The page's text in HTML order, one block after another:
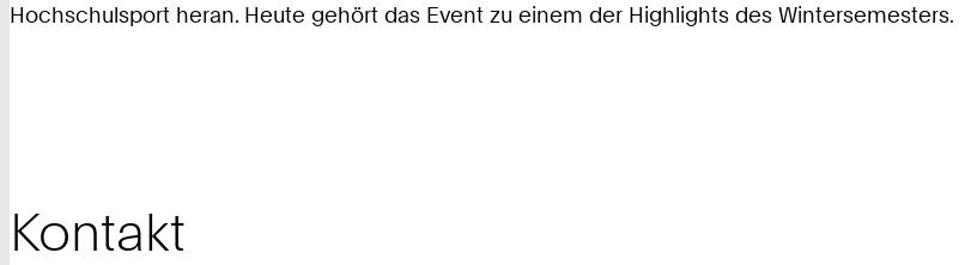
Hochschulsport heran. Heute gehört das Event zu einem der Highlights des Wintersemesters.
Kontakt